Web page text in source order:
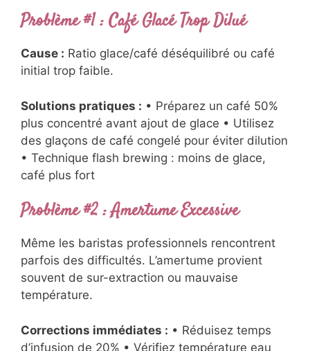
Problème #1 : Café Glacé Trop Dilué
Cause : Ratio glace/café déséquilibré ou café
initial trop faible.
Solutions pratiques : • Préparez un café 50%
plus concentré avant ajout de glace • Utilisez
des glaçons de café congelé pour éviter dilution
• Technique flash brewing : moins de glace,
café plus fort
Problème #2 : Amertume Excessive
Même les baristas professionnels rencontrent
parfois des difficultés. L’amertume provient
souvent de sur-extraction ou mauvaise
température.
Corrections immédiates : • Réduisez temps
d’infusion de 20% • Vérifiez température eau